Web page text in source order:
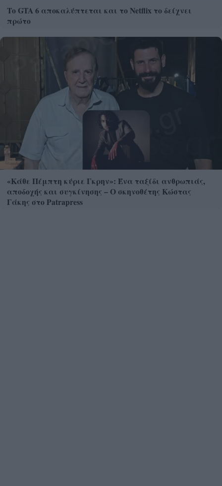
Το GTA 6 αποκαλύπτεται και το Netflix το δείχνει
πρώτο
«Κάθε Πέμπτη κύριε Γκρην»: Ένα ταξίδι ανθρωπιάς,
αποδοχής και συγκίνησης – Ο σκηνοθέτης Κώστας
Γάκης στο Patrapress